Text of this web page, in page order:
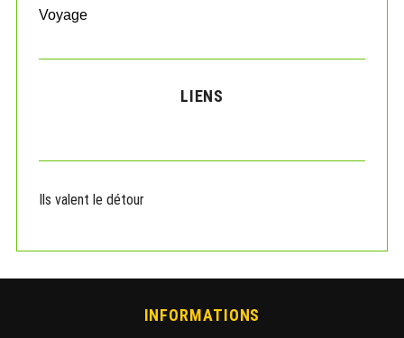
Voyage
LIENS
Ils valent le détour
INFORMATIONS